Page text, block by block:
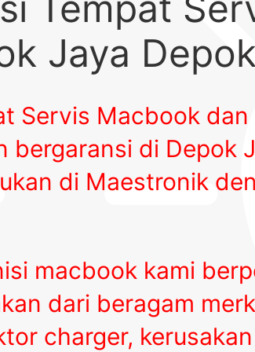
Jaya Depok
Servis Macbook
bergaransi di Depok
di Maestronik
macbook kami
dari beragam
charger,